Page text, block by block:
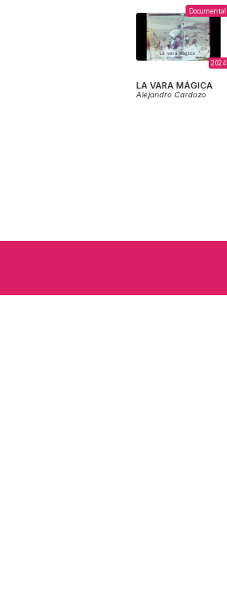
Documental
2024
LA VARA MÁGICA
Alejandro Cardozo